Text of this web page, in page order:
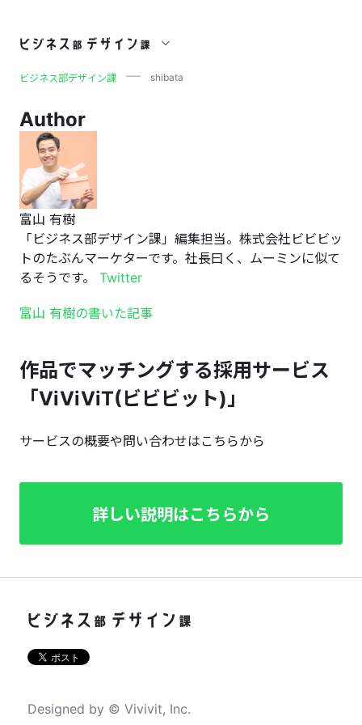
shibata
ビジネス部デザイン課 shibata
Author
富山 有樹
「ビジネス部デザイン課」編集担当。株式会社ビビビッ
トのたぶんマーケターです。社長曰く、ムーミンに似て
るそうです。 Twitter
富山 有樹の書いた記事
作品でマッチングする採用サービス
「ViViViT(ビビビット)」
サービスの概要や問い合わせはこちらから
詳しい説明はこちらから
Designed by © Vivivit, Inc.